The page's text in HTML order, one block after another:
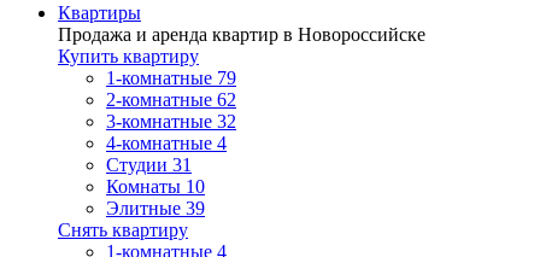
Квартиры
Продажа и аренда квартир в Новороссийске
Купить квартиру
1-комнатные 79
2-комнатные 62
3-комнатные 32
4-комнатные 4
Студии 31
Комнаты 10
Элитные 39
Снять квартиру
1-комнатные 4